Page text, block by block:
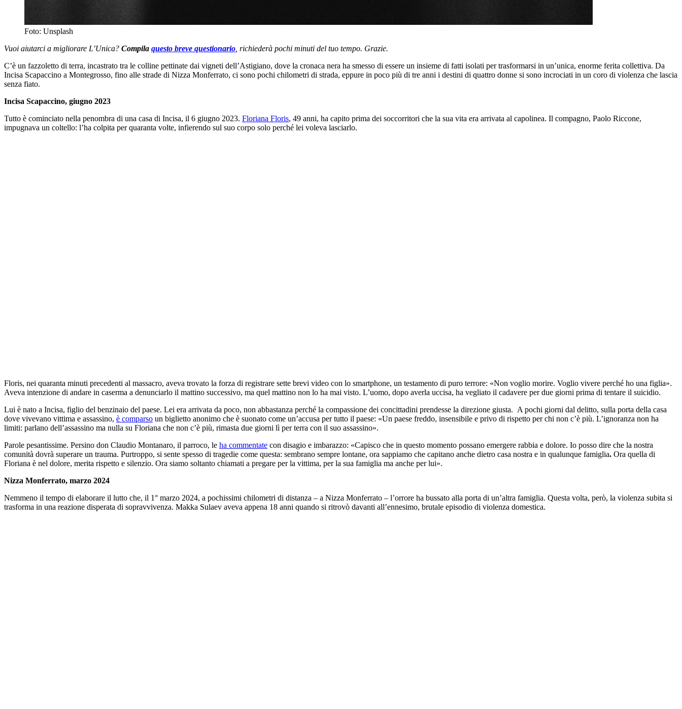
Foto: Unsplash
Vuoi aiutarci a migliorare L’Unica? Compila questo breve questionario , richiederà pochi minuti del tuo tempo. Grazie.
C’è un fazzoletto di terra, incastrato tra le colline pettinate dai vigneti dell’Astigiano, dove la cronaca nera ha smesso di essere un insieme di fatti isolati per trasformarsi in un’unica, enorme ferita collettiva. Da
Incisa Scapaccino a Montegrosso, fino alle strade di Nizza Monferrato, ci sono pochi chilometri di strada, eppure in poco più di tre anni i destini di quattro donne si sono incrociati in un coro di violenza che lascia
senza fiato.
Incisa Scapaccino, giugno 2023
Tutto è cominciato nella penombra di una casa di Incisa, il 6 giugno 2023. Floriana Floris, 49 anni, ha capito prima dei soccorritori che la sua vita era arrivata al capolinea. Il compagno, Paolo Riccone,
impugnava un coltello: l’ha colpita per quaranta volte, infierendo sul suo corpo solo perché lei voleva lasciarlo.
Floris, nei quaranta minuti precedenti al massacro, aveva trovato la forza di registrare sette brevi video con lo smartphone, un testamento di puro terrore: «Non voglio morire. Voglio vivere perché ho una figlia».
Aveva intenzione di andare in caserma a denunciarlo il mattino successivo, ma quel mattino non lo ha mai visto. L’uomo, dopo averla uccisa, ha vegliato il cadavere per due giorni prima di tentare il suicidio.
Lui è nato a Incisa, figlio del benzinaio del paese. Lei era arrivata da poco, non abbastanza perché la compassione dei concittadini prendesse la direzione giusta. A pochi giorni dal delitto, sulla porta della casa
dove vivevano vittima e assassino, è comparso un biglietto anonimo che è suonato come un’accusa per tutto il paese: «Un paese freddo, insensibile e privo di rispetto per chi non c’è più. L’ignoranza non ha
limiti: parlano dell’assassino ma nulla su Floriana che non c’è più, rimasta due giorni lì per terra con il suo assassino».
Parole pesantissime. Persino don Claudio Montanaro, il parroco, le ha commentate con disagio e imbarazzo: «Capisco che in questo momento possano emergere rabbia e dolore. Io posso dire che la nostra
comunità dovrà superare un trauma. Purtroppo, si sente spesso di tragedie come questa: sembrano sempre lontane, ora sappiamo che capitano anche dietro casa nostra e in qualunque famiglia. Ora quella di
Floriana è nel dolore, merita rispetto e silenzio. Ora siamo soltanto chiamati a pregare per la vittima, per la sua famiglia ma anche per lui».
Nizza Monferrato, marzo 2024
Nemmeno il tempo di elaborare il lutto che, il 1° marzo 2024, a pochissimi chilometri di distanza – a Nizza Monferrato – l’orrore ha bussato alla porta di un’altra famiglia. Questa volta, però, la violenza subita si
trasforma in una reazione disperata di sopravvivenza. Makka Sulaev aveva appena 18 anni quando si ritrovò davanti all’ennesimo, brutale episodio di violenza domestica.